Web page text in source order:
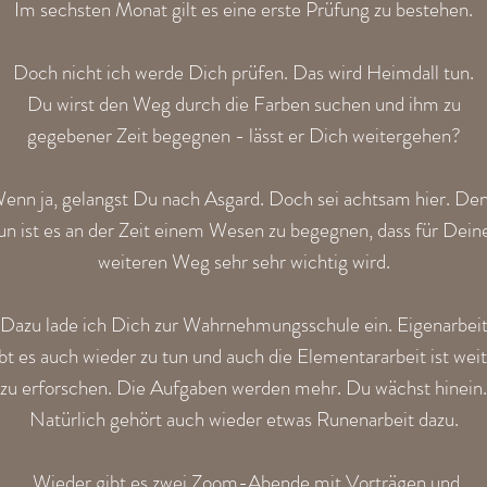
Im sechsten Monat gilt es eine erste Prüfung zu bestehen.
Doch nicht ich werde Dich prüfen. Das wird Heimdall tun.
Du wirst den Weg durch die Farben suchen und ihm zu
gegebener Zeit begegnen - lässt er Dich weitergehen?
ja, gelangst Du nach Asgard. Doch sei achtsam hier.
ist es an der Zeit einem Wesen zu begegnen, dass für
weiteren Weg sehr sehr wichtig wird.
Dazu lade ich Dich zur Wahrnehmungsschule ein. Eigenarbeit
es auch wieder zu tun und auch die Elementararbeit ist
zu erforschen. Die Aufgaben werden mehr. Du wächst hinein.
Natürlich gehört auch wieder etwas Runenarbeit dazu.